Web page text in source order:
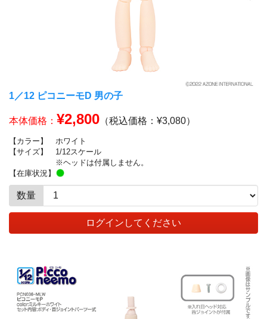
1／12 ピコニーモD 男の子
本体価格： ¥2,800 （税込価格：¥3,080）
【カラー】
ホワイト
【サイズ】
1/12スケール
※ヘッドは付属しません。
【在庫状況】
数量
ログインしてください